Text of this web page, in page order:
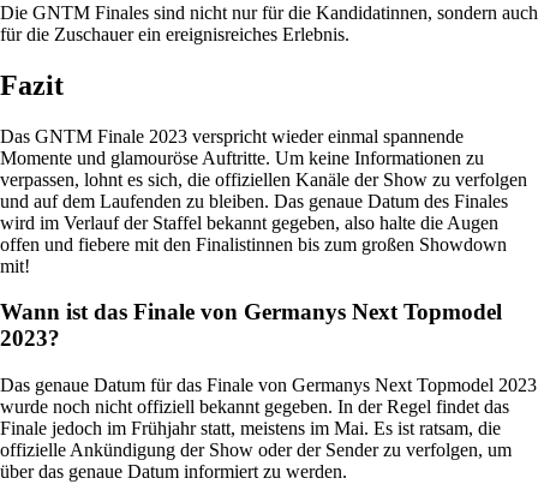
Die GNTM Finales sind nicht nur für die Kandidatinnen, sondern auch
für die Zuschauer ein ereignisreiches Erlebnis.
Fazit
Das GNTM Finale 2023 verspricht wieder einmal spannende
Momente und glamouröse Auftritte. Um keine Informationen zu
verpassen, lohnt es sich, die offiziellen Kanäle der Show zu verfolgen
und auf dem Laufenden zu bleiben. Das genaue Datum des Finales
wird im Verlauf der Staffel bekannt gegeben, also halte die Augen
offen und fiebere mit den Finalistinnen bis zum großen Showdown
mit!
Wann ist das Finale von Germanys Next Topmodel
2023?
Das genaue Datum für das Finale von Germanys Next Topmodel 2023
wurde noch nicht offiziell bekannt gegeben. In der Regel findet das
Finale jedoch im Frühjahr statt, meistens im Mai. Es ist ratsam, die
offizielle Ankündigung der Show oder der Sender zu verfolgen, um
über das genaue Datum informiert zu werden.